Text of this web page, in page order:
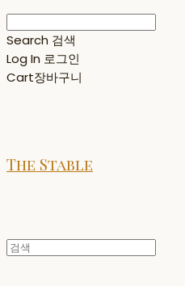
Search 검색
Log In 로그인
Cart장바구니
The Stable